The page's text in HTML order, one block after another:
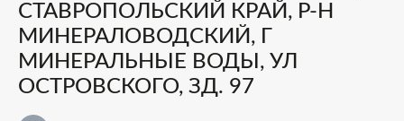
СТАВРОПОЛЬСКИЙ КРАЙ, Р-Н
МИНЕРАЛОВОДСКИЙ, Г
МИНЕРАЛЬНЫЕ ВОДЫ, УЛ
ОСТРОВСКОГО, ЗД. 97